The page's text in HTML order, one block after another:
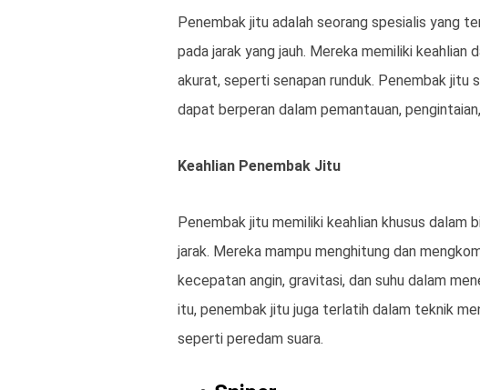
Penembak jitu adalah seorang spesialis yang
pada jarak yang jauh. Mereka memiliki keahlian
akurat, seperti senapan runduk. Penembak jitu
dapat berperan dalam pemantauan,
Keahlian Penembak Jitu
Penembak jitu memiliki keahlian khusus dalam
jarak. Mereka mampu menghitung dan
kecepatan angin, gravitasi, dan suhu dalam
itu, penembak jitu juga terlatih dalam teknik
seperti peredam suara.